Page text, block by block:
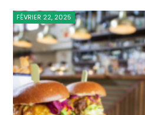
FÉVRIER 22, 2025